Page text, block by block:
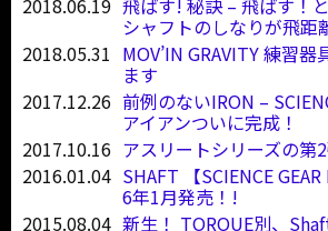
2018.06.19 飛ばす! 秘訣 – 飛ばす！
シャフトのしなりが飛距
2018.05.31 MOV’IN GRAVITY 練習
ます
2017.12.26 前例のないIRON –
アイアンついに完成！
2017.10.16 アスリートシリーズの第2
2016.01.04 SHAFT 【SCIENCE
6年1月発売！!
2015.08.04 新生！ TORQUE別、